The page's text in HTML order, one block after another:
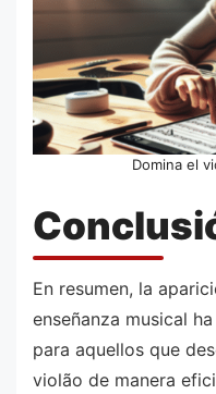
Domina el
En resumen, la
enseñanza musical
para aquellos que
violão de manera